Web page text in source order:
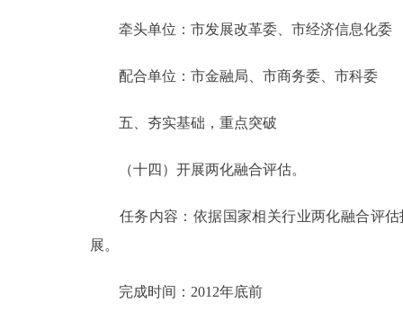
牵头单位：市发展改革委、市经济信息化委
配合单位：市金融局、市商务委、市科委
五、夯实基础，重点突破
（十四）开展两化融合评估。
任务内容：依据国家相关行业两化融合评估
展。
完成时间：2012年底前